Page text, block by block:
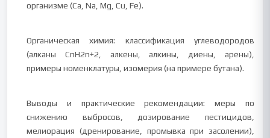
организме (Ca, Na, Mg, Cu, Fe).
Органическая химия: классификация углеводородов
(алканы СnH2n+2, алкены, алкины, диены, арены),
примеры номенклатуры, изомерия (на примере бутана).
Выводы и практические рекомендации: меры по
снижению выбросов, дозирование пестицидов,
мелиорация (дренирование, промывка при засолении),